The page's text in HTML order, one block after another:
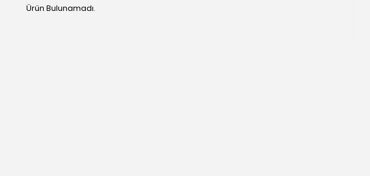
Ürün Bulunamadı.